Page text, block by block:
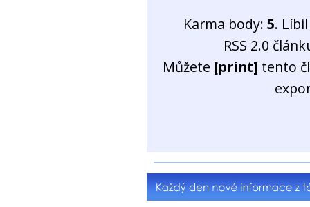
Karma body: 5.
RSS 2.0
Můžete [print] tento